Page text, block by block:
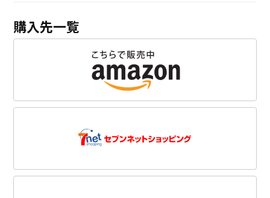
購入先一覧